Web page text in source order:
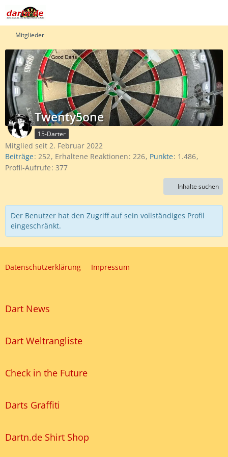
Mitglieder
Twenty5one
15-Darter
Mitglied seit 2. Februar 2022
Beiträge 252 Erhaltene Reaktionen 226 Punkte 1.486
Profil-Aufrufe 377
Inhalte suchen
Der Benutzer hat den Zugriff auf sein vollständiges Profil
eingeschränkt.
Datenschutzerklärung Impressum
Dart News
Dart Weltrangliste
Check in the Future
Darts Graffiti
Dartn.de Shirt Shop